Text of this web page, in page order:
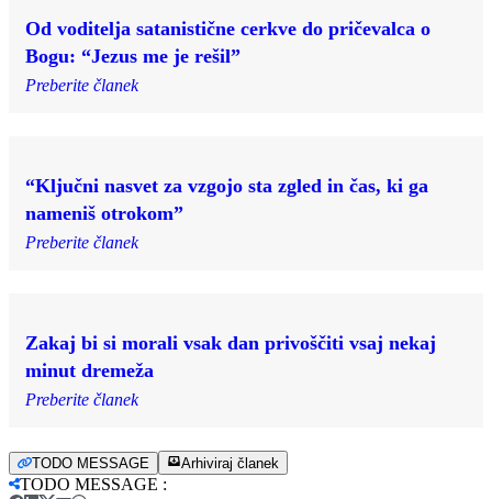
Od voditelja satanistične cerkve do pričevalca o
Bogu: “Jezus me je rešil”
Preberite članek
“Ključni nasvet za vzgojo sta zgled in čas, ki ga
nameniš otrokom”
Preberite članek
Zakaj bi si morali vsak dan privoščiti vsaj nekaj
minut dremeža
Preberite članek
TODO MESSAGE Arhiviraj članek
TODO MESSAGE :